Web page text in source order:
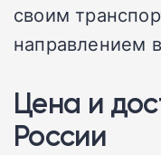
своим
направлением
Цена и
России